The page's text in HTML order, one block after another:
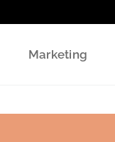
Marketing